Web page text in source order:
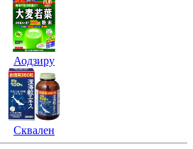
Аодзиру
Сквален